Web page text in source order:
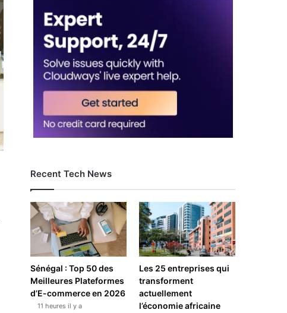
Recent Tech News
Sénégal : Top 50 des
Meilleures Plateformes
d’E-commerce en 2026
11 heures il y a
Les 25 entreprises qui
transforment
actuellement
l’économie africaine